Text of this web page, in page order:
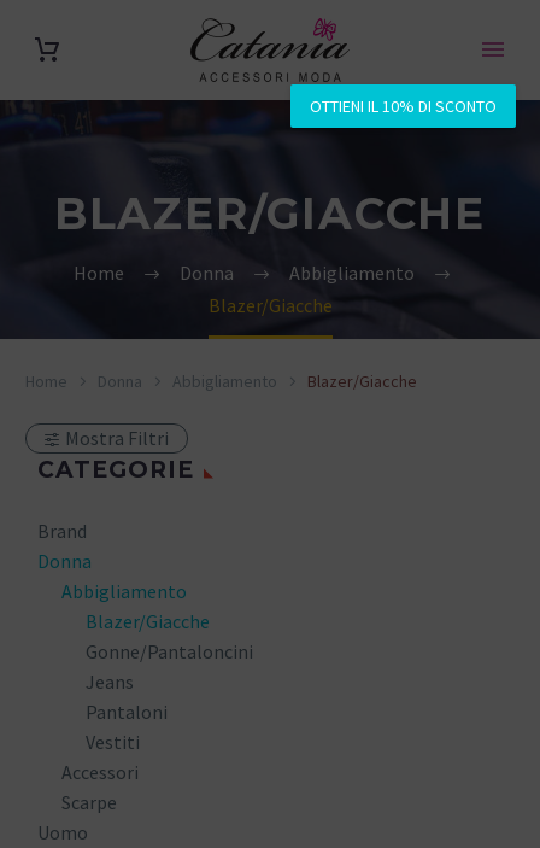
OTTIENI IL 10% DI SCONTO
BLAZER/GIACCHE
Home Donna
Abbigliamento
Blazer/Giacche
Home Donna Abbigliamento Blazer/Giacche
Mostra Filtri
CATEGORIE
Brand
Donna
Abbigliamento
Blazer/Giacche
Gonne/Pantaloncini
Jeans
Pantaloni
Vestiti
Accessori
Scarpe
Uomo